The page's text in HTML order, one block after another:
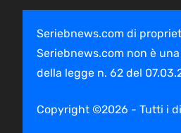
Seriebnews.com di
Seriebnews.com non è
della legge n. 62 del
Copyright ©2026 - Tutti i